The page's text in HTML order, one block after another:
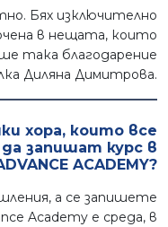
Бях изключително
в нещата, които
така благодарение
Диляна Димитрова.
хора, които все
запишат курс в
ACADEMY?
а се запишете
Academy е среда, в